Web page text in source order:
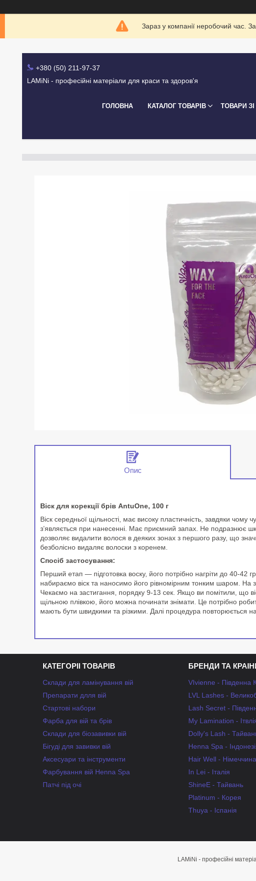
Зараз у компанії неробочий час.
+380 (50) 211-97-37
LAMiNi - професійні матеріали для краси та здоров'я
ГОЛОВНА КАТАЛОГ ТОВАРІВ ТОВАРИ
Опис
Віск для корекції брів AntuOne, 100 г
Віск середньої щільності, має високу пластичність, завдяки
з’являється при нанесенні. Має приємний запах. Не подразнює
дозволяє видалити волося в деяких зонах з першого разу, що
безболісно видаляє волоски з коренем.
Спосіб застосування:
Перший етап — підготовка воску, його потрібно нагріти до 40-42
набираємо віск та наносимо його рівномірним тонким шаром. На
Чекаємо на застигання, порядку 9-13 сек. Якщо ви помітили, що
щільною плівкою, його можна починати знімати. Це потрібно
мають бути швидкими та різкими. Далі процедура повторюється
КАТЕГОРІІ ТОВАРІВ
Склади для ламінування вій
Препарати длля вій
Стартові набори
Фарба для вій та брів
Склади для біозавивки вій
Бігуді для завивки вій
Аксесуари та інструменти
Фарбування вій Henna Spa
Патчі під очі
БРЕНДИ ТА
VIvienne - Південна
LVL Lashes -
Lash Secret -
My Lamination -
Dolly's Lash -
Henna Spa -
Hair Well - Німеччина
In Lei - Італія
ShineE - Тайвань
Platinum - Корея
Thuya - Іспанія